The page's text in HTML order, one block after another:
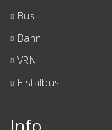
Bus
Bahn
VRN
Eistalbus
Info